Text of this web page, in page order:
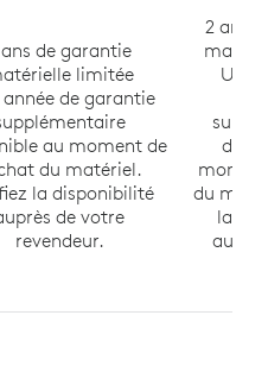
de garantie
limitée
année de garantie
au moment de
du matériel.
la disponibilité
de votre
revendeur.
2 ans
Une
du
la